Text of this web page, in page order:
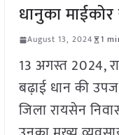
धानुका
August 13, 2024 1
13 अगस्त 2024,
बढ़ाई धान की
जिला रायसेन